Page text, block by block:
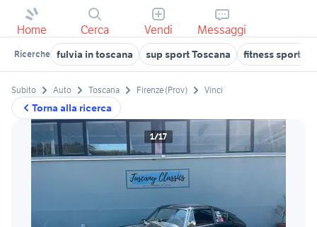
Home Cerca Vendi Messaggi
Ricerche fulvia in toscana sup sport Toscana fitness sport
Torna alla ricerca
Subito Auto Toscana Firenze (Prov) Vinci
1/17